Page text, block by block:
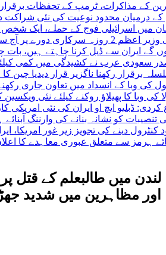
مذاکرات، ٹرمپ کے تحفظات برقرارامریکا،
محدود نوعیت کی نئی شراکت داریاں
اسرائیلی فوج کے حملے، ایک شخص جاں
وزیر اعظم 2 روزہ سرکاری دورے پر آج سعودی
ایران سے ڈیل کرنا چاہتے ہیں، بات چیت
عرب نے کشیدگی میں کمی کیلئے
رکھنا ناگزیر قرار دیدیاچین کا افریقی
کے انسداد میں تعاون جاری رکھنے کا
کا پھیلاؤ روکنے کیلئے نئی ویکسین کی
ایچ او ایران کی نئی امریکی
کو نشانہ بنانے کی وارننگآبنائے ہرمز
دینے کی تجویز زیر غورامریکا، ایران اور
سے متعلق عبوری معاہدے کا اعلان
لندن میں طالبعلم کے قتل
اور مظاہرین میں شدید